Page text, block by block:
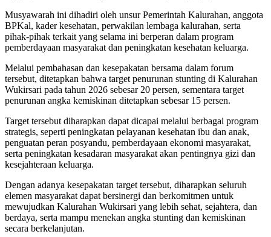
Musyawarah ini dihadiri oleh unsur Pemerintah Kalurahan, anggota
BPKal, kader kesehatan, perwakilan lembaga kalurahan, serta
pihak-pihak terkait yang selama ini berperan dalam program
pemberdayaan masyarakat dan peningkatan kesehatan keluarga.
Melalui pembahasan dan kesepakatan bersama dalam forum
tersebut, ditetapkan bahwa target penurunan stunting di Kalurahan
Wukirsari pada tahun 2026 sebesar 20 persen, sementara target
penurunan angka kemiskinan ditetapkan sebesar 15 persen.
Target tersebut diharapkan dapat dicapai melalui berbagai program
strategis, seperti peningkatan pelayanan kesehatan ibu dan anak,
penguatan peran posyandu, pemberdayaan ekonomi masyarakat,
serta peningkatan kesadaran masyarakat akan pentingnya gizi dan
kesejahteraan keluarga.
Dengan adanya kesepakatan target tersebut, diharapkan seluruh
elemen masyarakat dapat bersinergi dan berkomitmen untuk
mewujudkan Kalurahan Wukirsari yang lebih sehat, sejahtera, dan
berdaya, serta mampu menekan angka stunting dan kemiskinan
secara berkelanjutan.